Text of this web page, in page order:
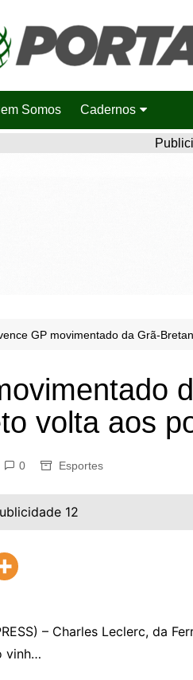
Somos Cadernos
GP movimentado da Grã-
volta aos
0 Esportes
12
– Charles Leclerc, da
vinh…